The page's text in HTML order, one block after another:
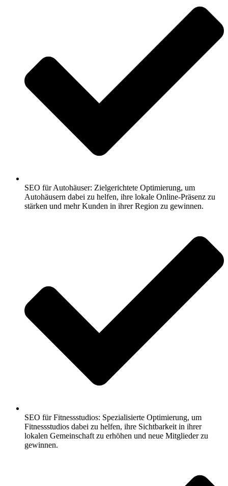
SEO für Autohäuser: Zielgerichtete Optimierung, um
Autohäusern dabei zu helfen, ihre lokale Online-Präsenz zu
stärken und mehr Kunden in ihrer Region zu gewinnen.
SEO für Fitnessstudios: Spezialisierte Optimierung, um
Fitnessstudios dabei zu helfen, ihre Sichtbarkeit in ihrer
lokalen Gemeinschaft zu erhöhen und neue Mitglieder zu
gewinnen.